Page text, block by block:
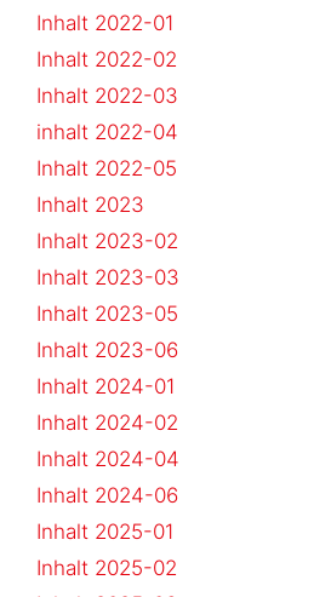
Inhalt 2022-01
Inhalt 2022-02
Inhalt 2022-03
inhalt 2022-04
Inhalt 2022-05
Inhalt 2023
Inhalt 2023-02
Inhalt 2023-03
Inhalt 2023-05
Inhalt 2023-06
Inhalt 2024-01
Inhalt 2024-02
Inhalt 2024-04
Inhalt 2024-06
Inhalt 2025-01
Inhalt 2025-02